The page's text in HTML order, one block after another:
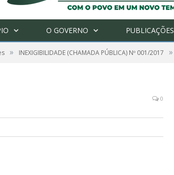
O GOVERNO PUBLICAÇÕES
» INEXIGIBILIDADE (CHAMADA PÚBLICA) Nº 001/2017 »
0